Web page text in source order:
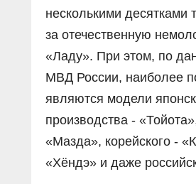
несколькими десятками
за отечественную
«Ладу». При этом, по
МВД России, наиболее
являются модели
производства -
«Мазда», корейского -
«Хёндэ» и даже